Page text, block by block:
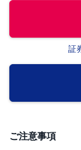
証
ご注意事項